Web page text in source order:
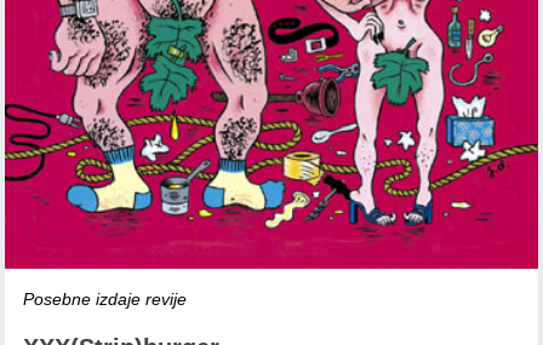
Posebne izdaje revije